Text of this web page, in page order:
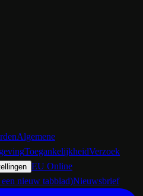
Algemene
ToegankelijkheidVerzoek
EU Online
nieuw tabblad)Nieuwsbrief